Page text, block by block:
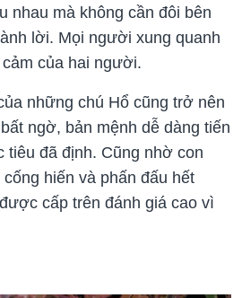
nhau mà không cần đôi bên
lời. Mọi người xung quanh
của hai người.
những chú Hổ cũng trở nên
ngờ, bản mệnh dễ dàng tiến
tiêu đã định. Cũng nhờ con
hiến và phấn đấu hết
cấp trên đánh giá cao vì